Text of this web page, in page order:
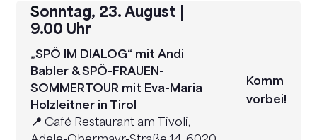
Sonntag, 23. August |
9.00 Uhr
„SPÖ IM DIALOG“ mit Andi
Babler & SPÖ-FRAUEN-
SOMMERTOUR mit Eva-Maria
Holzleitner in Tirol
📍 Café Restaurant am Tivoli,
Komm
vorbei!